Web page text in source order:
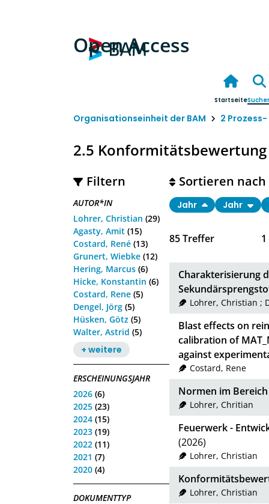
Open Access
Startseite
Organisationseinheit der BAM 2
2.5
Filtern
AUTOR*IN
Lohrer, Christian (29)
Agasty, Amit (15)
Costard, René (13)
Grunert, Wiebke (12)
Hering, Marcus (6)
Hicke, Konstantin (6)
Costard, Rene (5)
Dengel, Jörg (5)
Hüsken, Götz (5)
Walter, Astrid (5)
+ weitere
ERSCHEINUNGSJAHR
2026 (6)
2025 (23)
2024 (15)
2023 (19)
2022 (11)
2021 (7)
2020 (4)
DOKUMENTTYP
85Treffer 1
Sortieren nach
Jahr Jahr
Charakterisierung
Lohrer, Christian ;
Blast effects on
calibration of
against
Costard, Rene
Normen im
Lohrer, Chritian
Feuerwerk -
(2026)
Lohrer, Christian
Lohrer, Christian